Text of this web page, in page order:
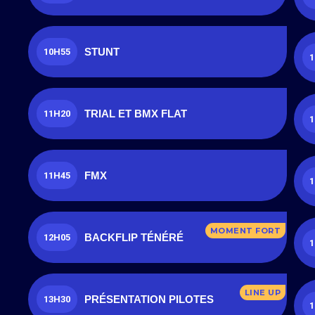
10H55 STUNT
11H20 TRIAL ET BMX FLAT
11H45 FMX
12H05 BACKFLIP TÉNÉRÉ
MOMENT FORT
13H30 PRÉSENTATION PILOTES
LINE UP